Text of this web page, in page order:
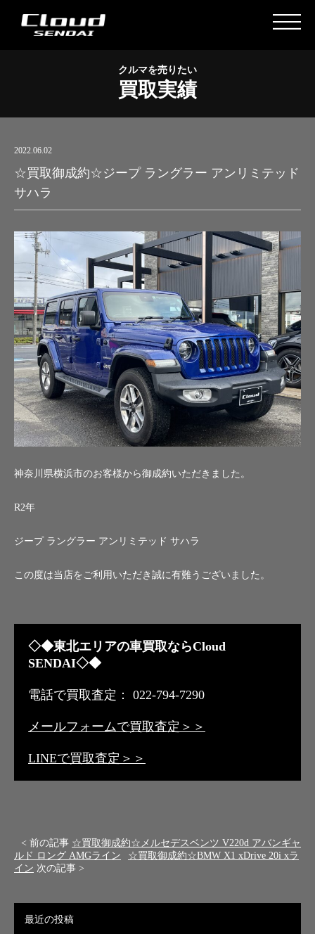
クルマを売りたい
買取実績
2022.06.02
☆買取御成約☆ジープ ラングラー アンリミテッド
サハラ
神奈川県横浜市のお客様から御成約いただきました。
R2年
ジープ ラングラー アンリミテッド サハラ
この度は当店をご利用いただき誠に有難うございました。
◇◆東北エリアの車買取ならCloud
SENDAI◇◆
電話で買取査定： 022-794-7290
メールフォームで買取査定＞＞
LINEで買取査定＞＞
< 前の記事 ☆買取御成約☆メルセデスベンツ V220d アバンギャ
ルド ロング AMGライン
☆買取御成約☆BMW X1 xDrive 20i xラ
イン 次の記事 >
最近の投稿